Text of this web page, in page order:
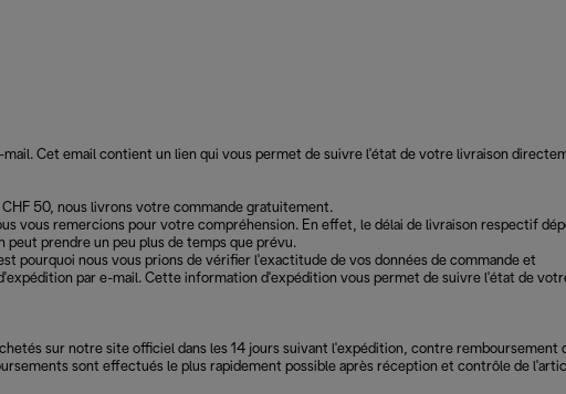
Cet email contient un lien qui vous permet de suivre l'état de votre livraison
CHF 50, nous livrons votre commande gratuitement.
vous remercions pour votre compréhension. En effet, le délai de livraison respectif
prendre un peu plus de temps que prévu.
pourquoi nous vous prions de vérifier l'exactitude de vos données de commande et
par e-mail. Cette information d'expédition vous permet de suivre l'état de
sur notre site officiel dans les 14 jours suivant l'expédition, contre remboursement
sont effectués le plus rapidement possible après réception et contrôle de